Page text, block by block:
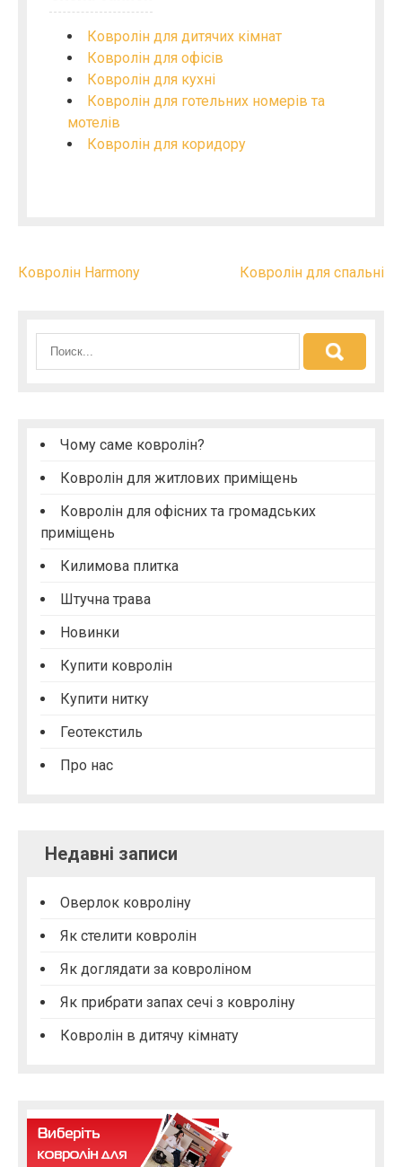
Ковролін для дитячих кімнат
Ковролін для офісів
Ковролін для кухні
Ковролін для готельних номерів та
мотелів
Ковролін для коридору
Н
Ковролін Harmony Ковролін для спальні
Чому саме ковролін?
Ковролін для житлових приміщень
Ковролін для офісних та громадських
приміщень
Килимова плитка
Штучна трава
Новинки
Купити ковролін
Купити нитку
Геотекстиль
Про нас
Недавні записи
Оверлок ковроліну
Як стелити ковролін
Як доглядати за ковроліном
Як прибрати запах сечі з ковроліну
Ковролін в дитячу кімнату